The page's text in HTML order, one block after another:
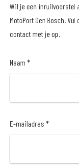
Wil je een inruilvoorstel
MotoPort Den Bosch.
contact met je op.
Naam *
E-mailadres *